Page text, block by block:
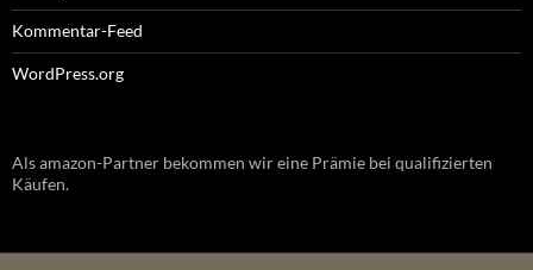
Kommentar-Feed
WordPress.org
Als amazon-Partner bekommen wir eine Prämie bei qualifizierten
Käufen.